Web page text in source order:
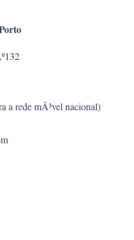
a rede mÃ³vel nacional)